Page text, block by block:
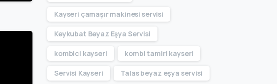
Kayseri çamaşır makinesi servisi
Keykubat Beyaz Eşya Servisi
kombici kayseri kombi tamiri kayseri
Servisi Kayseri Talas beyaz eşya servisi